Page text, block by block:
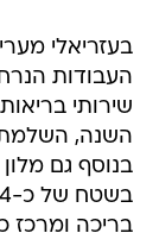
בעזריאלי
העבודות
שירותי
בנוסף גם
בריכה ומרכז